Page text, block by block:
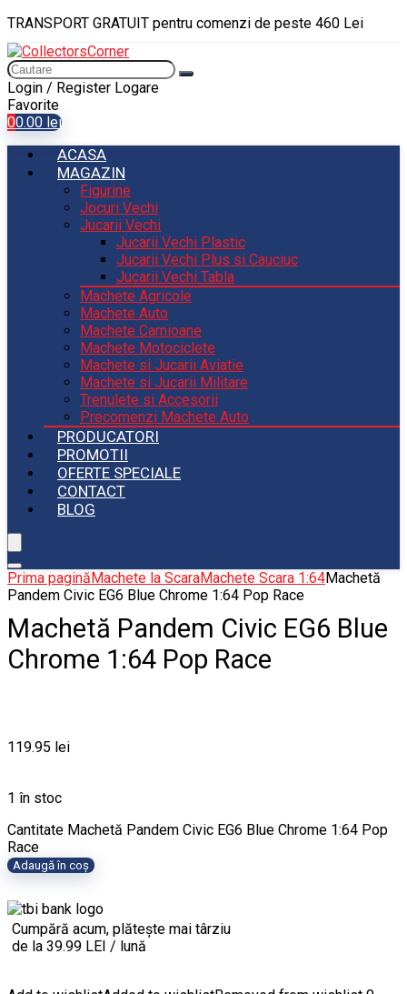
TRANSPORT GRATUIT pentru comenzi de peste 460 Lei
Login / Register Logare
Favorite
00.00 lei
ACASA
MAGAZIN
Figurine
Jocuri Vechi
Jucarii Vechi
Jucarii Vechi Plastic
Jucarii Vechi Plus si Cauciuc
Jucarii Vechi Tabla
Machete Agricole
Machete Auto
Machete Camioane
Machete Motociclete
Machete si Jucarii Aviatie
Machete si Jucarii Militare
Trenulete si Accesorii
Precomenzi Machete Auto
PRODUCATORI
PROMOTII
OFERTE SPECIALE
CONTACT
BLOG
Prima paginăMachete la ScaraMachete Scara 1:64Machetă
Pandem Civic EG6 Blue Chrome 1:64 Pop Race
Machetă Pandem Civic EG6 Blue
Chrome 1:64 Pop Race
119.95 lei
1 în stoc
Cantitate Machetă Pandem Civic EG6 Blue Chrome 1:64 Pop
Race
Adaugă în coș
Cumpără acum, plătește mai târziu
de la 39.99 LEI / lună